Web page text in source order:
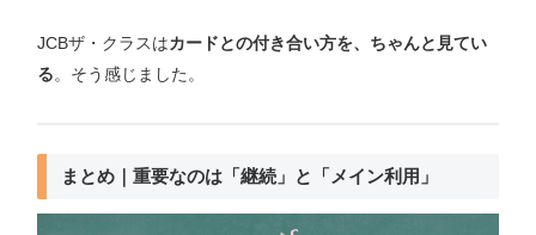
JCBザ・クラスはカードとの付き合い方を、ちゃんと見てい
る。そう感じました。
まとめ｜重要なのは「継続」と「メイン利用」